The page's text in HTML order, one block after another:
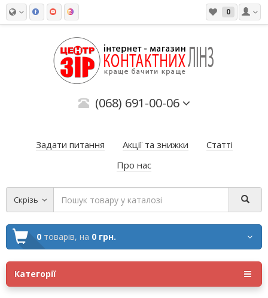
0
(068) 691-00-06
Задати питання Акції та знижки
Статті
Про нас
Скрізь
0 товарів, на 0 грн.
Категорії